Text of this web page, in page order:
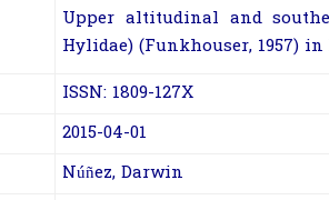
Upper altitudinal and
Hylidae) (Funkhouser, 1957) in
ISSN: 1809-127X
2015-04-01
Núñez, Darwin